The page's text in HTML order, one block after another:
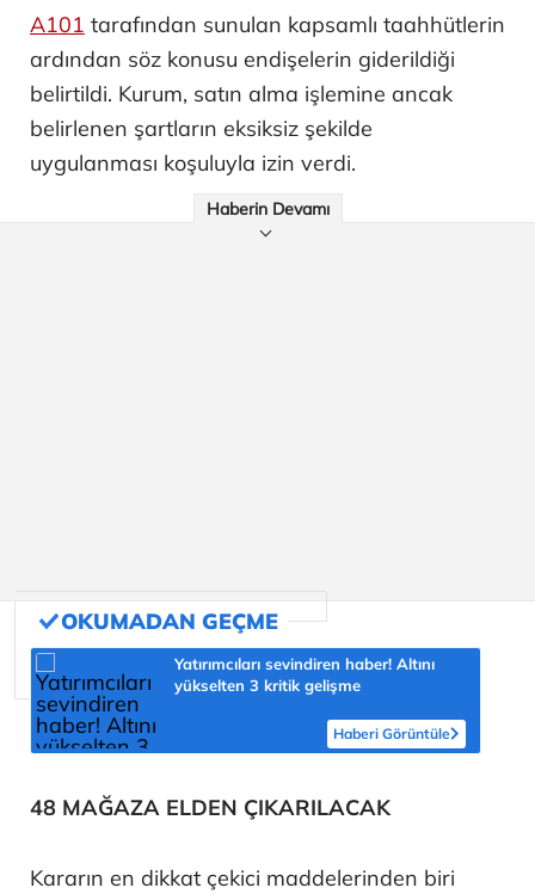
A101 tarafından sunulan kapsamlı taahhütlerin
ardından söz konusu endişelerin giderildiği
belirtildi. Kurum, satın alma işlemine ancak
belirlenen şartların eksiksiz şekilde
uygulanması koşuluyla izin verdi.
Haberin Devamı
Yatırımcıları sevindiren haber! Altını
yükselten 3 kritik gelişme
Haberi Görüntüle
48 MAĞAZA ELDEN ÇIKARILACAK
Kararın en dikkat çekici maddelerinden biri